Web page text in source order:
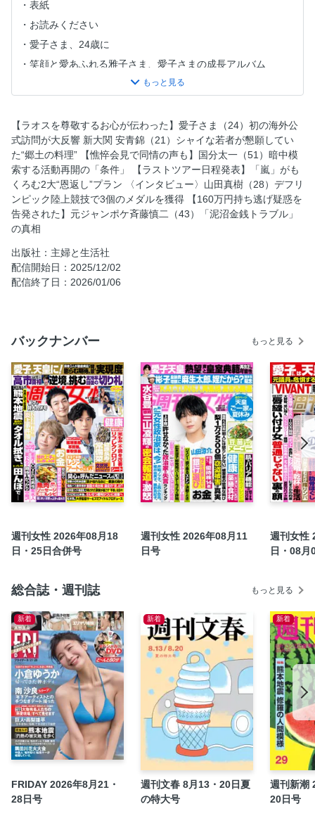
表紙
お読みください
愛子さま、24歳に
笑顔と愛あふれる雅子さま、愛子さまの成長アルバム
〈特写〉GENERATIONS 6人6色の“PIECE”／8thアルバム
「6IX PIECE」
【ラオスを尊敬するお心が伝わった】愛子さま（24）初の海
外公式訪問が大反響
新大関 安青錦（21）シャイな若者が懇願していた“郷土の料
理”
【憔悴会見で同情の声も】国分太一（51）暗中模索する活動
再開の「条件」
ラン
〈インタビュー〉山田真樹（28）デフリンピック陸上競技で
3個のメダルを獲得
宝泉薫の人生アゲサゲ分かれ道／米倉涼子
〈女性1000人アンケート〉キュンとした「BLドラマ」ラン
キング
《短期連載》微笑みプリンセス 佳子さまの歩み
【名前の由来はある女性から…】「じゃがりこ」面白トリビ
ア
【卵子凍結経験者インタビュー】竹内智香（41）CRAZY
COCO
【あなたも人ごとではない】増加する「おひとりさま」の終
活事情
〈インタビュー〉熊切あさ美（45）「これからの人生のため
にホルモン補充も始めました」
コミック／ペンにりぼんを〜漫画家・井出智香恵物語〜
【当事者が語るリアル】親が介護施設に入る「タイミング」
と「お金」
知って楽しい！ おもいろ雑学
【クレラップ社員直伝！】レンチンごはん
【日本一の鍋奉行も唸った！】市販の鍋つゆ実食ガチ採点
【「小さな仕事」で豊かに暮らす】65歳からの働き方探し
《シリーズ 障害と生きる。》自閉症の娘を持つ母が思いと
どまった“姉妹の寝顔”
【貧血、糖尿病…思わぬ病気が】意外とコワイ「こむら返
【食べ過ぎ、飲み過ぎシーズン到来！】医師が教える「肝
【ラオスを尊敬するお心が伝わった】愛子さま（24）初の海外公
式訪問が大反響 新大関 安青錦（21）シャイな若者が懇願してい
た“郷土の料理” 【憔悴会見で同情の声も】国分太一（51）暗中模
索する活動再開の「条件」 【ラストツアー日程発表】「嵐」がも
くろむ2大“恩返し”プラン 〈インタビュー〉山田真樹（28）デフリ
ンピック陸上競技で3個のメダルを獲得 【160万円持ち逃げ疑惑を
告発された】元ジャンポケ斉藤慎二（43）「泥沼金銭トラブル」
の真相
出版社：主婦と生活社
配信開始日：2025/12/02
配信終了日：2026/01/06
バックナンバー もっと見る
週刊女性 2026年08月18
日・25日合併号
週刊女性 2026年08月11
日号
週刊女性
日・08月
総合誌・週刊誌 もっと見る
新着
FRIDAY 2026年8月21・
28日号
新着
週刊文春 8月13・20日夏
の特大号
新着
週刊新潮
20日号